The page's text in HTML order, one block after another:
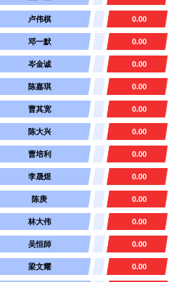
卢伟棋 0.00
邓一默 0.00
岑金诚 0.00
陈嘉琪 0.00
曹其宽 0.00
陈大兴 0.00
曹培利 0.00
李晟煜 0.00
陈庚 0.00
林大伟 0.00
吴恒師 0.00
梁文耀 0.00